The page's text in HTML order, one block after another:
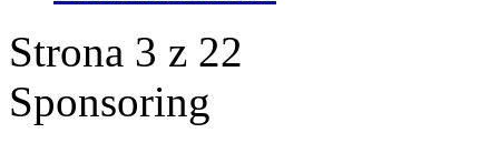
Strona 3 z 22
Sponsoring